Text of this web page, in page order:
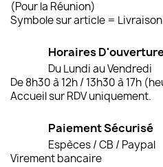
(Pour la Réunion)
Symbole sur article =
Horaires
Du Lundi au Vendredi
De 8h30 à 12h / 13h30 à 17h
Accueil sur RDV uniquement.
Paiement Sécurisé
Espèces / CB / Paypal
Virement bancaire